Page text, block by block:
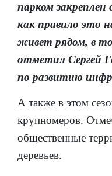
парком закреплен
как правило это
живет рядом, в
отметил Сергей
по развитию
А также в этом
крупномеров.
общественные
деревьев.